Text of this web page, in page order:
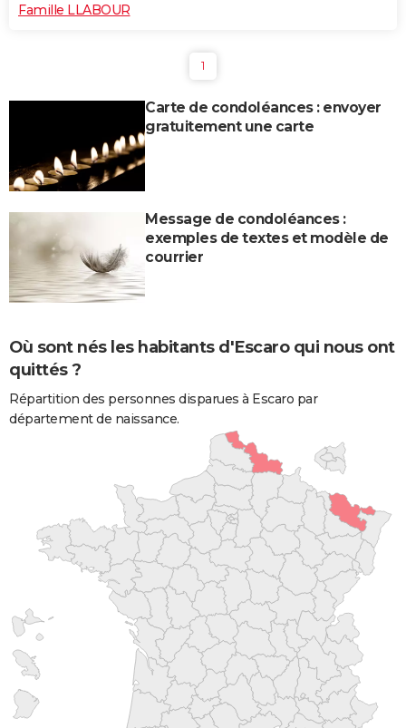
Famille LLABOUR
1
Carte de condoléances : envoyer
gratuitement une carte
Message de condoléances :
exemples de textes et modèle de
courrier
Où sont nés les habitants d'Escaro qui nous ont
quittés ?
Répartition des personnes disparues à Escaro par
département de naissance.